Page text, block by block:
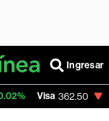
Ingresar
362.50 -2.15%